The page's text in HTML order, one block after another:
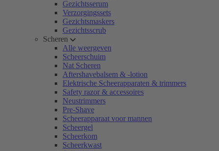
Gezichtsserum
Verzorgingssets
Gezichtsmaskers
Gezichtsscrub
Scheren
Alle weergeven
Scheerschuim
Nat Scheren
Aftershavebalsem & -lotion
Elektrische Scheerapparaten & trimmers
Safety razor & accessoires
Neustrimmers
Pre-Shave
Scheerapparaat voor mannen
Scheergel
Scheerkom
Scheerkwast